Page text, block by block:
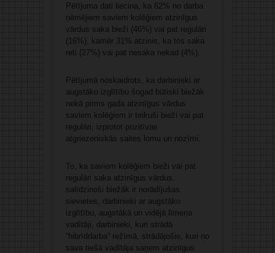
Pētījuma dati liecina, ka 62% no darba
ņēmējiem saviem kolēģiem atzinīgus
vārdus saka bieži (46%) vai pat regulāri
(16%), kamēr 31% atzinis, ka tos saka
reti (27%) vai pat nesaka nekad (4%).
Pētījumā noskaidrots, ka darbinieki ar
augstāko izglītību šogad būtiski biežāk
nekā pirms gada atzinīgus vārdus
saviem kolēģiem ir teikuši bieži vai pat
regulāri, izprotot pozitīvas
atgriezeniskās saites lomu un nozīmi.
To, ka saviem kolēģiem bieži vai pat
regulāri saka atzinīgus vārdus,
salīdzinoši biežāk ir norādījušas
sievietes, darbinieki ar augstāko
izglītību, augstākā un vidējā līmeņa
vadītāji, darbinieki, kuri strādā
“hibrīddarba” režīmā, strādājošie, kuri no
sava tiešā vadītāja saņem atzinīgus